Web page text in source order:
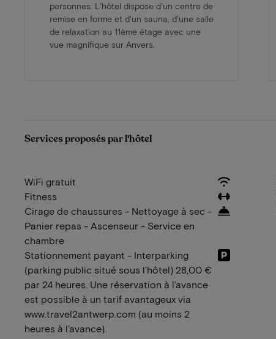
personnes. L'hôtel dispose d'un centre de
remise en forme et d'un sauna, d'une salle
de relaxation au 11ème étage avec une
vue magnifique sur Anvers.
Services proposés par l'hôtel
WiFi gratuit
Fitness
Cirage de chaussures - Nettoyage à sec -
Panier repas - Ascenseur - Service en
chambre
Stationnement payant - Interparking
(parking public situé sous l’hôtel) 28,00 €
par 24 heures. Une réservation à l’avance
est possible à un tarif avantageux via
www.travel2antwerp.com (au moins 2
heures à l’avance).